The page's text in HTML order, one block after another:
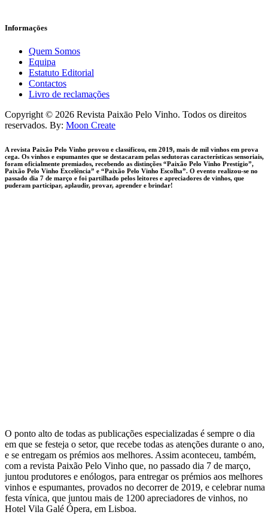
Informaçōes
Quem Somos
Equipa
Estatuto Editorial
Contactos
Livro de reclamações
facebook-
1
instagram
Copyright © 2026 Revista Paixāo Pelo Vinho. Todos os direitos
reservados. By: Moon Create
A revista Paixão Pelo Vinho provou e classificou, em 2019, mais de mil vinhos em prova
cega. Os vinhos e espumantes que se destacaram pelas sedutoras características sensoriais,
foram oficialmente premiados, recebendo as distinções “Paixão Pelo Vinho Prestígio”,
Paixão Pelo Vinho Excelência” e “Paixão Pelo Vinho Escolha”. O evento realizou-se no
passado dia 7 de março e foi partilhado pelos leitores e apreciadores de vinhos, que
puderam participar, aplaudir, provar, aprender e brindar!
O ponto alto de todas as publicações especializadas é sempre o dia
em que se festeja o setor, que recebe todas as atenções durante o ano,
e se entregam os prémios aos melhores. Assim aconteceu, também,
com a revista Paixão Pelo Vinho que, no passado dia 7 de março,
juntou produtores e enólogos, para entregar os prémios aos melhores
vinhos e espumantes, provados no decorrer de 2019, e celebrar numa
festa vínica, que juntou mais de 1200 apreciadores de vinhos, no
Hotel Vila Galé Ópera, em Lisboa.